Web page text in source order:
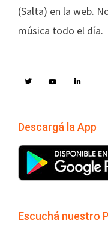
(Salta) en la web.
música todo el día.
Descargá la App
Escuchá nuestro